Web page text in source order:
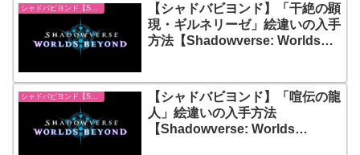
【シャドバビヨンド】「干絶の顕
現・ギルネリーゼ」絵違いの入手
方法【Shadowverse: Worlds
【シャドバビヨンド】「喧伝の龍
人」絵違いの入手方法
【Shadowverse: Worlds